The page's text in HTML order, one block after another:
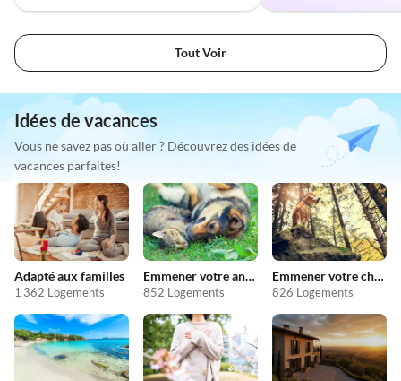
Tout Voir
Idées de vacances
Vous ne savez pas où aller ? Découvrez des idées de
vacances parfaites!
Adapté aux familles
1 362 Logements
Emmener votre animal en vacances
852 Logements
Emmener votre chien en vacances
826 Logements